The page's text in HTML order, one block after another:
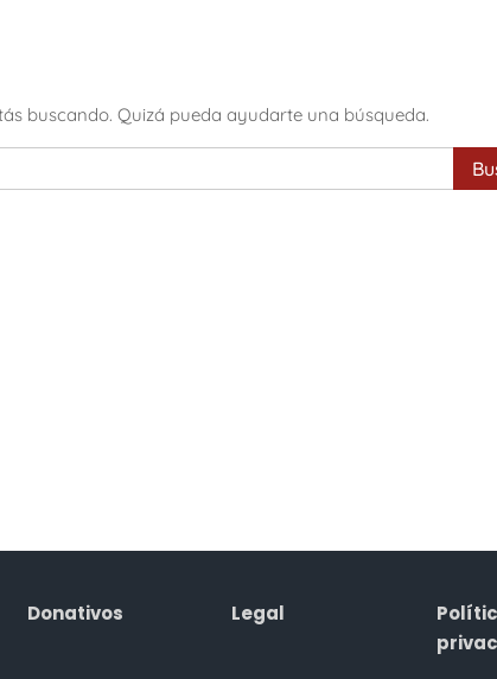
buscando. Quizá pueda ayudarte una búsqueda.
Donativos Legal